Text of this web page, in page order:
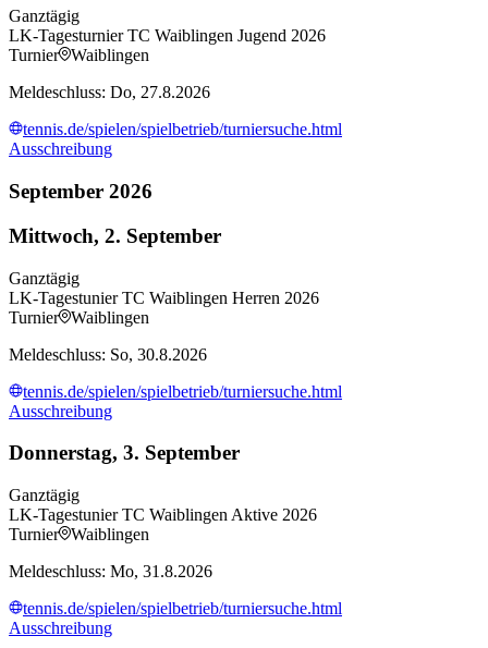
Ganztägig
LK-Tagesturnier TC Waiblingen Jugend 2026
Turnier
Waiblingen
Meldeschluss: Do, 27.8.2026
tennis.de/spielen/spielbetrieb/turniersuche.html
Ausschreibung
September 2026
Mittwoch, 2. September
Ganztägig
LK-Tagestunier TC Waiblingen Herren 2026
Turnier
Waiblingen
Meldeschluss: So, 30.8.2026
tennis.de/spielen/spielbetrieb/turniersuche.html
Ausschreibung
Donnerstag, 3. September
Ganztägig
LK-Tagestunier TC Waiblingen Aktive 2026
Turnier
Waiblingen
Meldeschluss: Mo, 31.8.2026
tennis.de/spielen/spielbetrieb/turniersuche.html
Ausschreibung